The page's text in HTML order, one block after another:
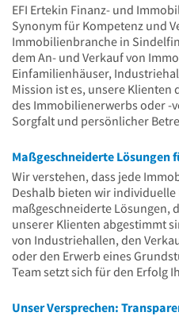
EFI Ertekin Finanz- und
Synonym für Kompetenz und
Immobilienbranche in
dem An- und Verkauf von
Einfamilienhäuser,
Mission ist es, unsere Klienten
des Immobilienerwerbs oder -
Sorgfalt und persönlicher
Maßgeschneiderte Lösungen
Wir verstehen, dass jede
Deshalb bieten wir individuelle
maßgeschneiderte Lösungen,
unserer Klienten abgestimmt
von Industriehallen, den
oder den Erwerb eines
Team setzt sich für den Erfolg
Unser Versprechen: